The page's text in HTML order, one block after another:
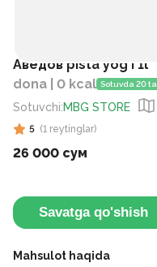
Аведов pista yog`i 1l
dona | 0 kcal Sotuvda 20 ta
Sotuvchi:MBG STORE
5 (1 reytinglar)
26 000 сум
Savatga qo'shish
Mahsulot haqida